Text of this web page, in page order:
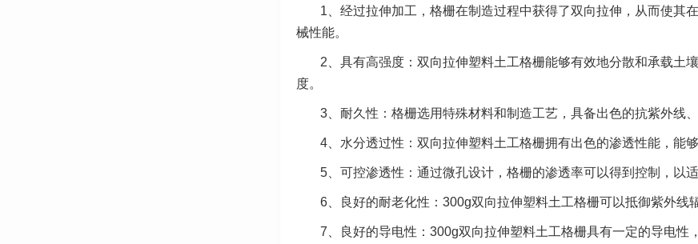
1、经过拉伸加工，格栅在制造过程中获得了双向拉伸，从而使其
械性能。
2、具有高强度：双向拉伸塑料土工格栅能够有效地分散和承载土
度。
3、耐久性：格栅选用特殊材料和制造工艺，具备出色的抗紫外线
4、水分透过性：双向拉伸塑料土工格栅拥有出色的渗透性能，能
5、可控渗透性：通过微孔设计，格栅的渗透率可以得到控制，以
6、良好的耐老化性：300g双向拉伸塑料土工格栅可以抵御紫外线
7、良好的导电性：300g双向拉伸塑料土工格栅具有一定的导电性